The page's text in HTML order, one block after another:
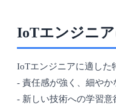
IoTエンジニ
IoTエンジニアに適した
- 責任感が強く、細やか
- 新しい技術への学習意